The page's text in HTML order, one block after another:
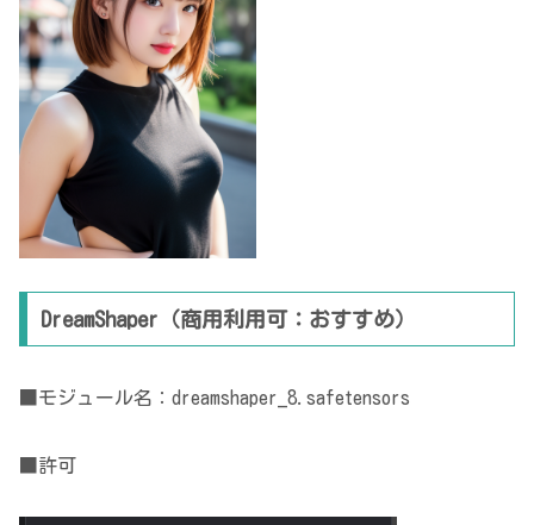
DreamShaper（商用利用可：おすすめ）
■モジュール名：dreamshaper_8.safetensors
■許可